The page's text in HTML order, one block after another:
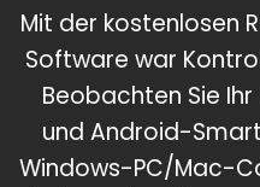
Mit der kostenlosen
Software war
Beobachten Sie Ihr
und Android-
Windows-PC/Mac-